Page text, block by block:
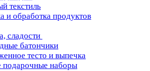
текстиль
и обработка продуктов
сладости
батончики
тесто и выпечка
подарочные наборы